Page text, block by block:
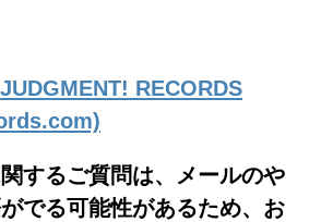
RECORDS
するご質問は、メールのや
でる可能性があるため、お